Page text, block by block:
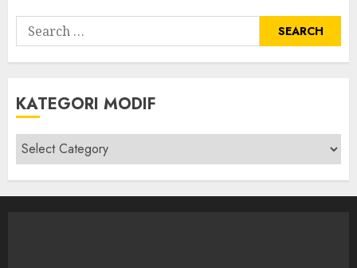
Search
for:
KATEGORI MODIF
Kategori
modif